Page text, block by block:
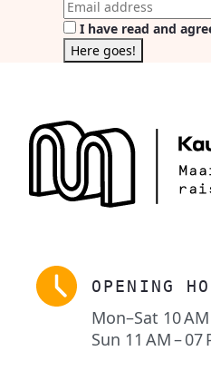
I have read and
OPENING
Mon–Sat 10
Sun 11 AM – 07